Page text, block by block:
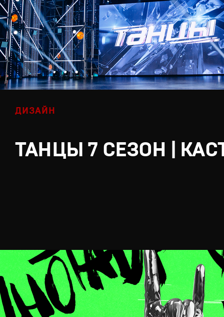
ДИЗАЙН
ТАНЦЫ 7 СЕЗОН |